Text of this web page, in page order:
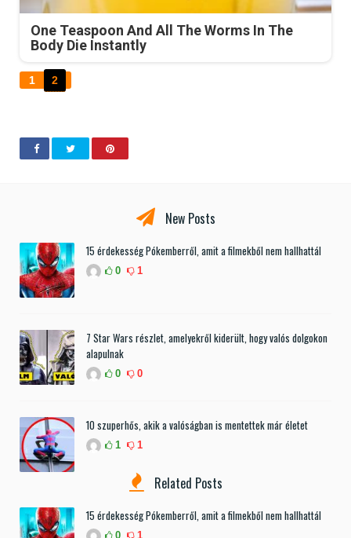
One Teaspoon And All The Worms In The
Body Die Instantly
1 2
New Posts
15 érdekesség Pókemberről, amit a filmekből nem hallhattál
0 1
7 Star Wars részlet, amelyekről kiderült, hogy valós dolgokon
alapulnak
0 0
10 szuperhős, akik a valóságban is mentettek már életet
1 1
Related Posts
15 érdekesség Pókemberről, amit a filmekből nem hallhattál
0 1